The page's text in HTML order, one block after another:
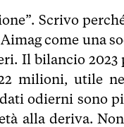
Scrivo
come una
Il bilancio
milioni, utile
odierni sono
alla deriva.